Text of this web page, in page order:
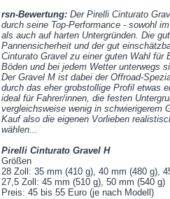
rsn-Bewertung: Der Pirelli Cinturato
durch seine Top-Performance - sowohl
als auch auf harten Untergründen. Die
Pannensicherheit und der gut
Cinturato Gravel zu einer guten Wahl für
Böden und bei jedem Wetter unterwegs
Der Gravel M ist dabei der Offroad-
durch das eher grobstollige Profil etwas
ideal für Fahrer/innen, die festen
vergleichsweise wenig in schwierigerem
Kauf also die eigenen Vorlieben
wählen...
Pirelli Cinturato Gravel H
Größen
28 Zoll: 35 mm (410 g), 40 mm (480 g),
27,5 Zoll: 45 mm (510 g), 50 mm (540 g)
Preis: 45 bis 55 Euro (je nach Modell)